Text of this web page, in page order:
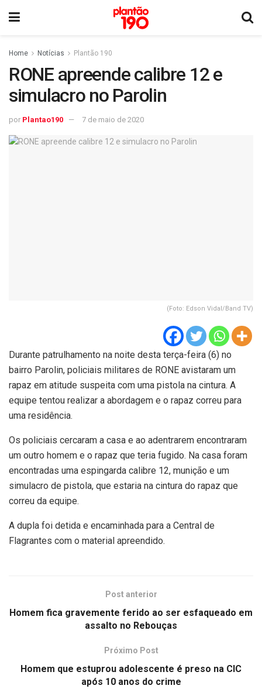
Home Notícias Plantão 190
RONE apreende calibre 12 e
simulacro no Parolin
por Plantao190 7 de maio de 2020
(Foto: Edson Vidal/Band TV)
Durante patrulhamento na noite desta terça-feira (6) no
bairro Parolin, policiais militares de RONE avistaram um
rapaz em atitude suspeita com uma pistola na cintura. A
equipe tentou realizar a abordagem e o rapaz correu para
uma residência.
Os policiais cercaram a casa e ao adentrarem encontraram
um outro homem e o rapaz que teria fugido. Na casa foram
encontradas uma espingarda calibre 12, munição e um
simulacro de pistola, que estaria na cintura do rapaz que
correu da equipe.
A dupla foi detida e encaminhada para a Central de
Flagrantes com o material apreendido.
Post anterior
Homem fica gravemente ferido ao ser esfaqueado em
assalto no Rebouças
Próximo Post
Homem que estuprou adolescente é preso na CIC
após 10 anos do crime